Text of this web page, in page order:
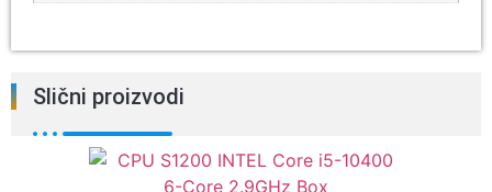
Slični proizvodi